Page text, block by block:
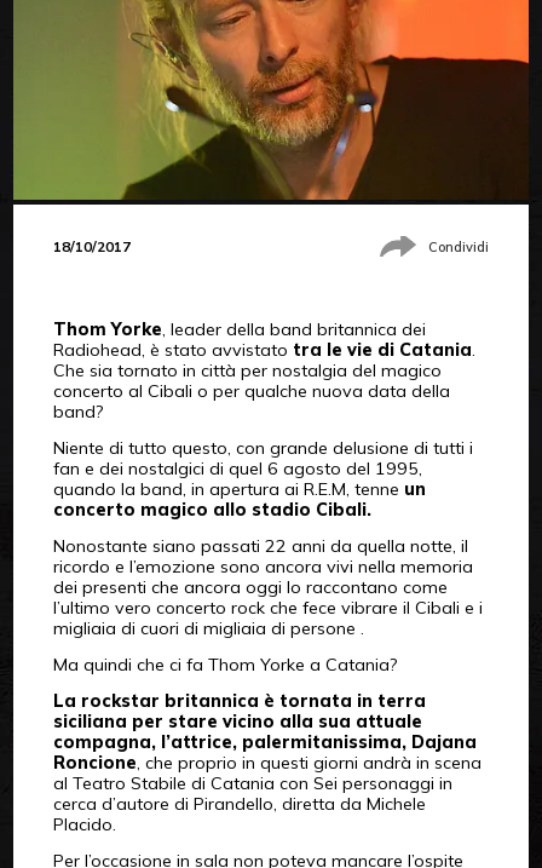
18/10/2017 Condividi
Thom Yorke, leader della band britannica dei
Radiohead, è stato avvistato tra le vie di Catania.
Che sia tornato in città per nostalgia del magico
concerto al Cibali o per qualche nuova data della
band?
Niente di tutto questo, con grande delusione di tutti i
fan e dei nostalgici di quel 6 agosto del 1995,
quando la band, in apertura ai R.E.M, tenne un
concerto magico allo stadio Cibali.
Nonostante siano passati 22 anni da quella notte, il
ricordo e l’emozione sono ancora vivi nella memoria
dei presenti che ancora oggi lo raccontano come
l’ultimo vero concerto rock che fece vibrare il Cibali e i
migliaia di cuori di migliaia di persone .
Ma quindi che ci fa Thom Yorke a Catania?
La rockstar britannica è tornata in terra
siciliana per stare vicino alla sua attuale
compagna, l’attrice, palermitanissima, Dajana
Roncione, che proprio in questi giorni andrà in scena
al Teatro Stabile di Catania con Sei personaggi in
cerca d’autore di Pirandello, diretta da Michele
Placido.
Per l’occasione in sala non poteva mancare l’ospite